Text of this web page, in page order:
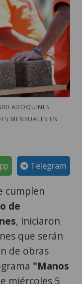
ADOQUINES
MENSUALES EN
Telegram
cumplen
de
, iniciaron
que serán
de obras
"Manos
miércoles 5